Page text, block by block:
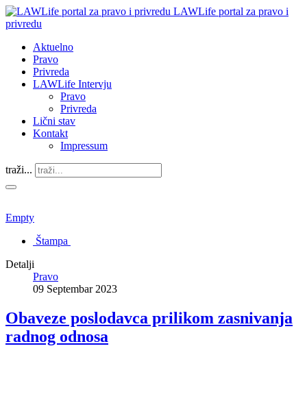
LAWLife portal za pravo i
privredu
Aktuelno
Pravo
Privreda
LAWLife Intervju
Pravo
Privreda
Lični stav
Kontakt
Impressum
traži...
Empty
Štampa
Detalji
Pravo
09 Septembar 2023
Obaveze poslodavca prilikom zasnivanja
radnog odnosa